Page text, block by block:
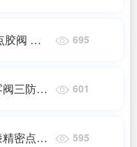
胶阀 热
695
三防漆
601
密点胶
595